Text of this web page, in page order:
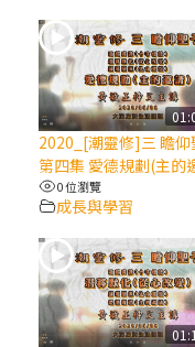
越的智
有」
【信仰
人世」
2025/
樂會
2025/
樂會】
2020_[潮靈修]三 瞻仰
第四集 愛德規劃(主的
0 位瀏覽
成長與學習